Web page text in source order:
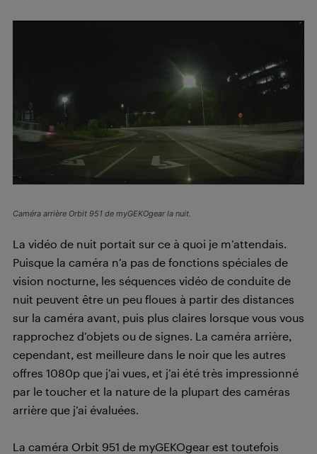
Caméra arrière Orbit 951 de myGEKOgear la nuit.
La vidéo de nuit portait sur ce à quoi je m’attendais.
Puisque la caméra n’a pas de fonctions spéciales de
vision nocturne, les séquences vidéo de conduite de
nuit peuvent être un peu floues à partir des distances
sur la caméra avant, puis plus claires lorsque vous vous
rapprochez d’objets ou de signes. La caméra arrière,
cependant, est meilleure dans le noir que les autres
offres 1080p que j’ai vues, et j’ai été très impressionné
par le toucher et la nature de la plupart des caméras
arrière que j’ai évaluées.
La caméra Orbit 951 de myGEKOgear est toutefois